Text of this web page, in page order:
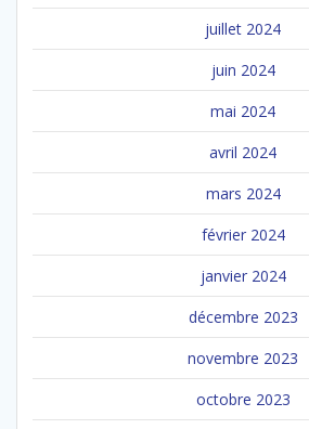
juillet 2024
juin 2024
mai 2024
avril 2024
mars 2024
février 2024
janvier 2024
décembre 2023
novembre 2023
octobre 2023